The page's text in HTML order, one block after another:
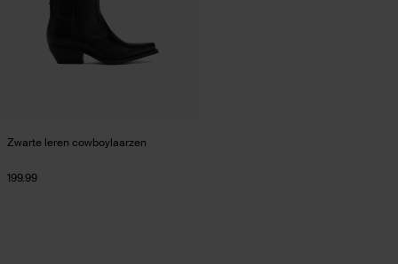
Zwarte leren cowboylaarzen
199.99